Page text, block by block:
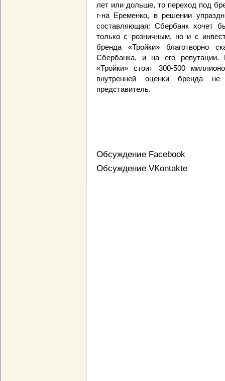
лет или дольше, то переход под
г-на Еременко, в решении
составляющая: Сбербанк хочет
только с розничным, но и с
бренда «Тройки» благотворно
Сбербанка, и на его
«Тройки» стоит 300-500
внутренней оценки бренда
представитель.
Обсуждение Facebook
Обсуждение VKontakte